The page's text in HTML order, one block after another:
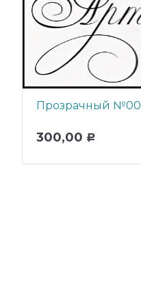
Прозрачный №00
300,00 Р